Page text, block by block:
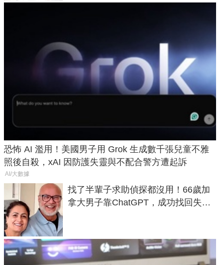
恐怖 AI 濫用！美國男子用 Grok 生成數千張兒童不雅
照後自殺，xAI 因防護失靈與不配合警方遭起訴
AI/大數據
找了半輩子求助偵探都沒用！66歲加
拿大男子靠ChatGPT，成功找回失散